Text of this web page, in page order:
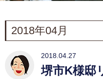
2018年04月
2018.04.27
堺市K様邸